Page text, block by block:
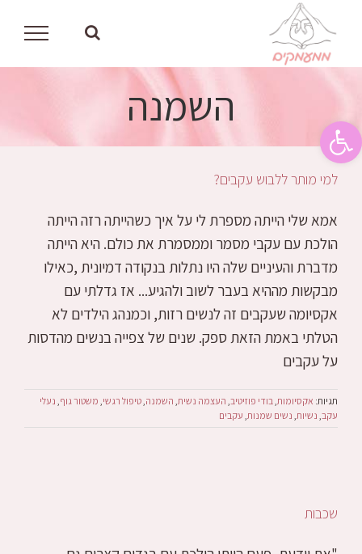
פתח סרגל נגישות
לתוכן
השמנה
למי מותר ללבוש עקבים?
אמא שלי הייתה מספרת לי על איך כשהייתה רזה הייתה
הולכת עם עקבי מסמר וממסמרת את כולם. היא הייתה
מדברת והעיניים שלה היו נתלות בנקודה דמיונית ,כאילו
מבקשות מההיא בעבר לשוב ולהגיע... אז גדלתי עם
אקסיומה שעקבים זה לנשים רזות, וכמנהג הילדים לא
הטלתי באמת הזאת ספק. שנים של צפייה בנשים מהדסות
על עקבים
תגיות: אקסיומות,בודי פוזיטיב, העצמה נשית, השמנה,טיפול רגשי, משטור גוף, נעלי
עקב, נשיות, נשים שמנות, עקבים
שכבות